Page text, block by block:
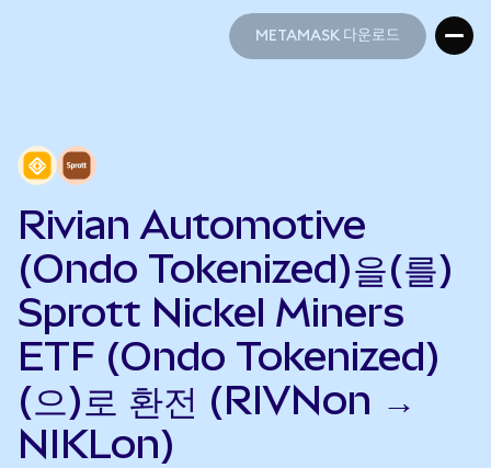
METAMASK 다운로드
Rivian Automotive
(Ondo Tokenized)을(를)
Sprott Nickel Miners
ETF (Ondo Tokenized)
(으)로 환전 (RIVNon →
NIKLon)